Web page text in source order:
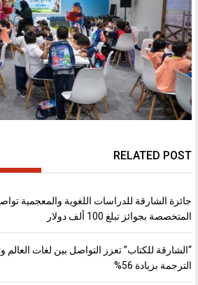
RELATED POST
جائزة الشارقة للدراسات اللغوية والمعجمية
المتخصصة بجوائز تبلغ 100 ألف دولار
الترجمة بزيادة 56%